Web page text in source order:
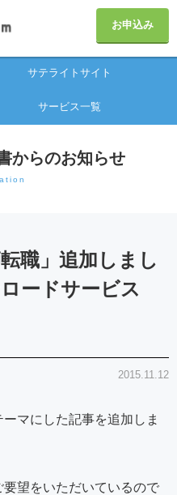
お申込み
サテライトサイト
サービス一覧
からのお知らせ
職」追加しまし
ードサービス
2015.11.12
マにした記事を追加しま
望をいただいているので